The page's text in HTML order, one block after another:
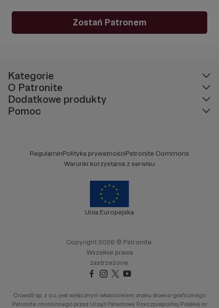
Zostań Patronem
Kategorie
O Patronite
Dodatkowe produkty
Pomoc
RegulaminPolityka prywatnościPatronite Commons
Warunki korzystania z serwisu
Unia Europejska
Copyright 2026 © Patronite.
Wszelkie prawa
zastrzeżone.
Crowd8 sp. z o.o. jest wyłącznym właścicielem znaku słowno-graficznego
Patronite chronionego przez Urząd Patentowy Rzeczpospolitej Polskiej nr